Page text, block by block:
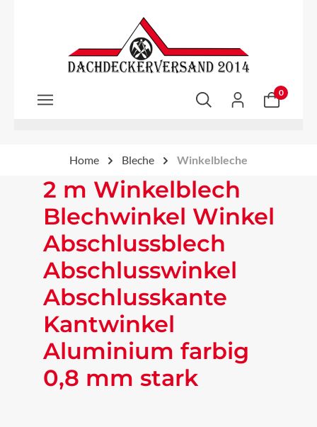
Zum Hauptinhalt springen
0
Home Bleche Winkelbleche
2 m Winkelblech
Blechwinkel Winkel
Abschlussblech
Abschlusswinkel
Abschlusskante
Kantwinkel
Aluminium farbig
0,8 mm stark